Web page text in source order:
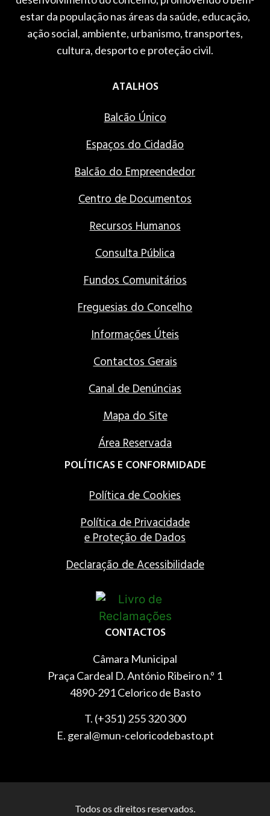
estar da população nas áreas da saúde, educação,
ação social, ambiente, urbanismo, transportes,
cultura, desporto e proteção civil.
ATALHOS
Balcão Único
Espaços do Cidadão
Balcão do Empreendedor
Centro de Documentos
Recursos Humanos
Consulta Pública
Fundos Comunitários
Freguesias do Concelho
Informações Úteis
Contactos Gerais
Canal de Denúncias
Mapa do Site
Área Reservada
POLÍTICAS E CONFORMIDADE
Política de Cookies
Política de Privacidade
e Proteção de Dados
Declaração de Acessibilidade
CONTACTOS
Câmara Municipal
Praça Cardeal D. António Ribeiro n.º 1
4890-291 Celorico de Basto
T. (+351) 255 320 300
E. geral@mun-celoricodebasto.pt
Todos os direitos reservados.